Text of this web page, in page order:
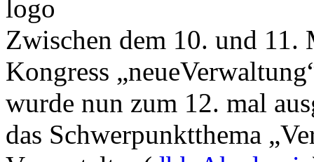
Zwischen dem 10. und 11.
Kongress
wurde nun zum 12. mal
das Schwerpunktthema